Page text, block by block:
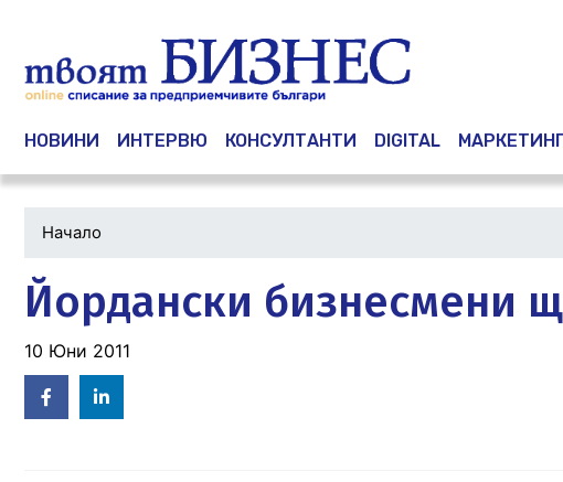
Main navigation
НОВИНИ ИНТЕРВЮ КОНСУЛТАНТИ DIGITAL
Начало
Йордански бизнесмени
10 Юни 2011
Facebook
in